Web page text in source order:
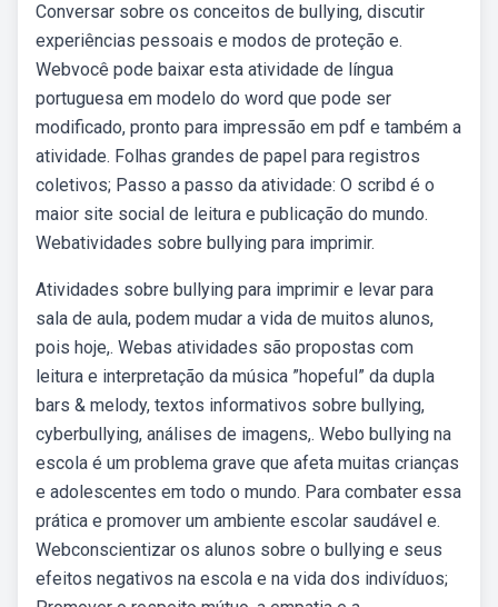
Conversar sobre os conceitos de bullying, discutir
experiências pessoais e modos de proteção e.
Webvocê pode baixar esta atividade de língua
portuguesa em modelo do word que pode ser
modificado, pronto para impressão em pdf e também a
atividade. Folhas grandes de papel para registros
coletivos; Passo a passo da atividade: O scribd é o
maior site social de leitura e publicação do mundo.
Webatividades sobre bullying para imprimir.
Atividades sobre bullying para imprimir e levar para
sala de aula, podem mudar a vida de muitos alunos,
pois hoje,. Webas atividades são propostas com
leitura e interpretação da música ”hopeful” da dupla
bars & melody, textos informativos sobre bullying,
cyberbullying, análises de imagens,. Webo bullying na
escola é um problema grave que afeta muitas crianças
e adolescentes em todo o mundo. Para combater essa
prática e promover um ambiente escolar saudável e.
Webconscientizar os alunos sobre o bullying e seus
efeitos negativos na escola e na vida dos indivíduos;